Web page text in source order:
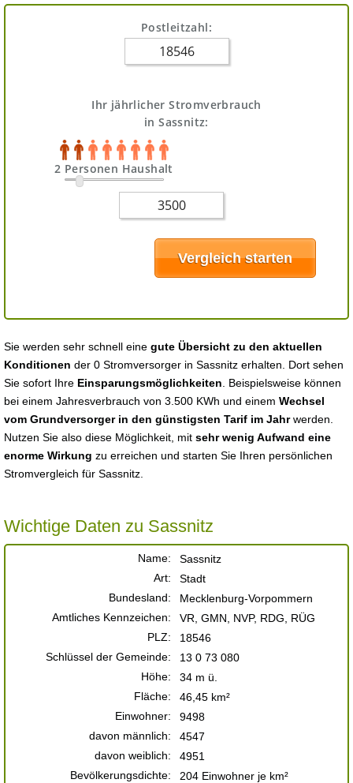
Postleitzahl:
Ihr jährlicher Stromverbrauch
in Sassnitz:
2 Personen Haushalt
Sie werden sehr schnell eine gute Übersicht zu den aktuellen
Konditionen der 0 Stromversorger in Sassnitz erhalten. Dort sehen
Sie sofort Ihre Einsparungsmöglichkeiten . Beispielsweise können
bei einem Jahresverbrauch von 3.500 KWh und einem Wechsel
vom Grundversorger in den günstigsten Tarif im Jahrwerden.
Nutzen Sie also diese Möglichkeit, mit sehr wenig Aufwand eine
enorme Wirkung zu erreichen und starten Sie Ihren persönlichen
Stromvergleich für Sassnitz.
Wichtige Daten zu Sassnitz
Name:
Sassnitz
Art:
Stadt
Bundesland:
Mecklenburg-Vorpommern
Amtliches Kennzeichen:
VR, GMN, NVP, RDG, RÜG
PLZ:
18546
Schlüssel der Gemeinde:
13 0 73 080
Höhe:
34 m ü.
Fläche:
46,45 km²
Einwohner:
9498
davon männlich:
4547
davon weiblich:
4951
Bevölkerungsdichte:
204 Einwohner je km²